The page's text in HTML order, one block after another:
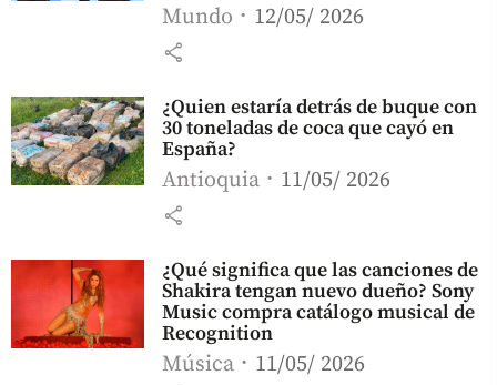
Mundo 12/05/ 2026
share
¿Quien estaría detrás de buque con
30 toneladas de coca que cayó en
España?
Antioquia 11/05/ 2026
share
¿Qué significa que las canciones de
Shakira tengan nuevo dueño? Sony
Music compra catálogo musical de
Recognition
Música 11/05/ 2026